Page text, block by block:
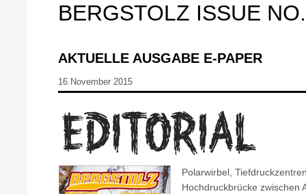
BERGSTOLZ ISSUE
AKTUELLE AUSGABE E-PAPER
16.November 2015
Polarwirbel,
Hochdruckbrücke zwischen